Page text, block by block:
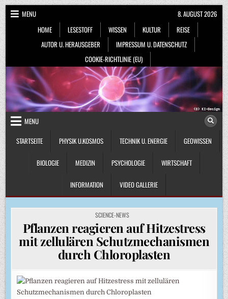
Skip
to
content
MENU
HOME
LESESTOFF WISSEN KULTUR
REISE
AUTOR U. HERAUSGEBER
IMPRESSUM U. DATENSCHUTZ
COOKIE-RICHTLINIE (EU)
8. AUGUST 2026
MENU
STARTSEITE
PHYSIK U.KOSMOS TECHNIK U. ENERGIE GEOWISSEN
BIOLOGIE MEDIZIN PSYCHOLOGIE WIRTSCHAFT
INFORMATION VIDEO GALLERIE
POSTED
IN
SCIENCE-NEWS
Pflanzen reagieren auf Hitzestress
mit zellulären Schutzmechanismen
durch Chloroplasten